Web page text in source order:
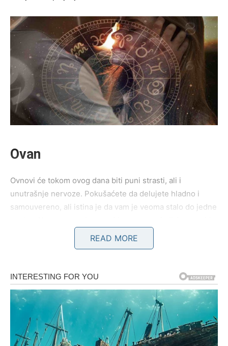
Ovan
Ovnovi će tokom ovog dana biti puni strasti, ali i
unutrašnje nervoze. Pokušaćete da delujete hladno i
samouvereno, ali istina je da vam je veoma stalo do jedne
teme koje ste dugo izbegavali. Partner želi više pažnje i
Slobodni Ovnovi mogli bi da dobiju poruku od osobe iz
prošlosti. Ta poruka će vas potpuno izbaciti iz ravnoteže
jer će probuditi emocije za koje ste mislili da su nestale.
Neko će želeti novu šansu sa vama.
Veče donosi snažnu emotivnu energiju. Moguće su suze,
READ MORE